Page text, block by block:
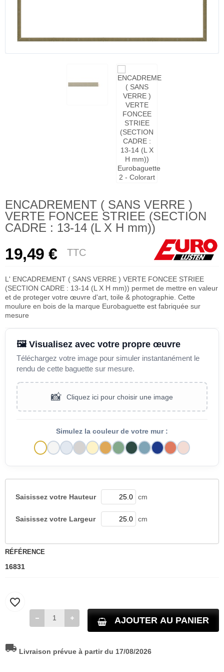
ENCADREMENT ( SANS VERRE )
VERTE FONCEE STRIEE (SECTION
CADRE : 13-14 (L X H mm))
19,49 € TTC
L' ENCADREMENT ( SANS VERRE ) VERTE FONCEE STRIEE
(SECTION CADRE : 13-14 (L X H mm)) permet de mettre en valeur
et de proteger votre œuvre d'art, toile & photographie. Cette
moulure en bois de la marque Eurobaguette est fabriquée sur
mesure
🖼️ Visualisez avec votre propre œuvre
Téléchargez votre image pour simuler instantanément le
rendu de cette baguette sur mesure.
📸 Cliquez ici pour choisir une image
Simulez la couleur de votre mur :
Saisissez votre Hauteur cm
Saisissez votre Largeur cm
RÉFÉRENCE
16831
AJOUTER AU PANIER
favorite_border
local_shipping Livraison prévue à partir du 17/08/2026